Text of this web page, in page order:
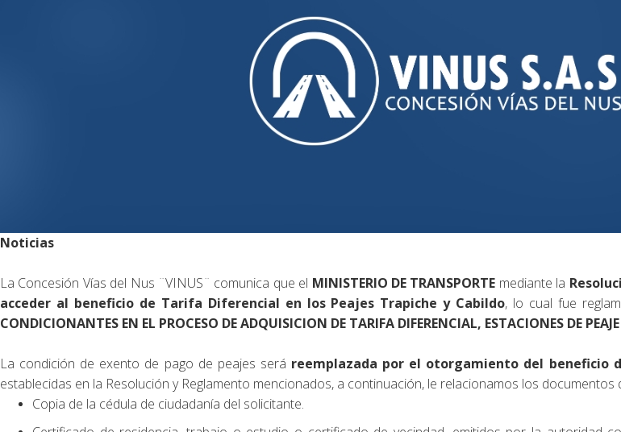
Noticias
La Concesión Vías del Nus ¨VINUS¨ comunica que el MINISTERIO DE TRANSPORTE mediante la
acceder al beneficio de Tarifa Diferencial en los Peajes Trapiche y Cabildo, lo cual fue
CONDICIONANTES EN EL PROCESO DE ADQUISICION DE TARIFA DIFERENCIAL, ESTACIONES DE
La condición de exento de pago de peajes será reemplazada por el otorgamiento del beneficio
establecidas en la Resolución y Reglamento mencionados, a continuación, le relacionamos los
Copia de la cédula de ciudadanía del solicitante.